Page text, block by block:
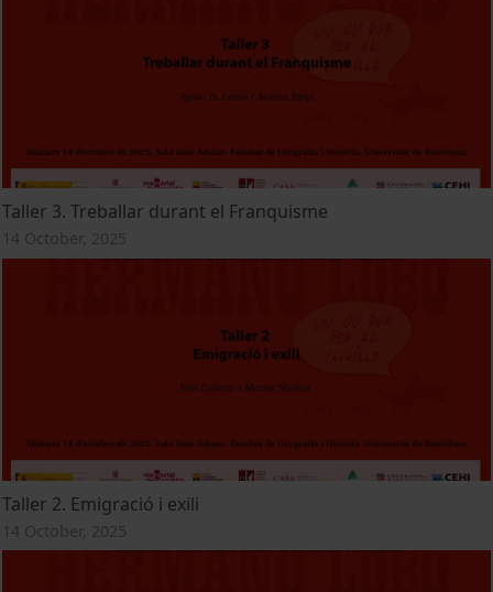
Taller 3. Treballar durant el Franquisme
14 October, 2025
Taller 2. Emigració i exili
14 October, 2025